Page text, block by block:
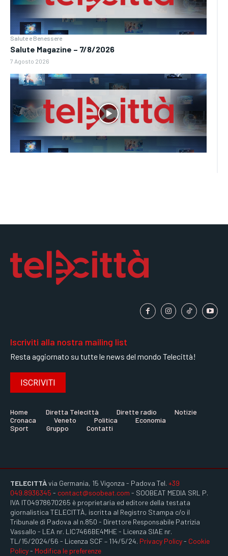
Salute e Benessere
Salute Magazine – 7/8/2026
7 Agosto 2026
Iscriviti alla nostra mailing list
Resta aggiornato su tutte le news del mondo Telecittà!
ISCRIVITI
Home Diretta Telecittà Dirette radio
Notizie
Cronaca
Veneto Politica
Economia
Sport
Gruppo Contatti
TELECITTÀvia Germania, 15 Vigonza - Padova Tel. +39
049.8936345 - contact@soobeat.com - SOOBEAT MEDIA SRL P.
IVA IT04978670265 è proprietaria ed editore della testata
giornalistica TELECITTÀ, iscritta al Registro Stampa c/o il
Tribunale di Padova al n.850 - Direttore Responsabile Patrizia
Vassallo - LEA nr. LIC7466BE4MHE - Licenza SIAE nr.
TL/15/2024/56 - Licenza SCF – 114/5/24. Privacy Policy- Cookie
Policy- Modifica le preferenze